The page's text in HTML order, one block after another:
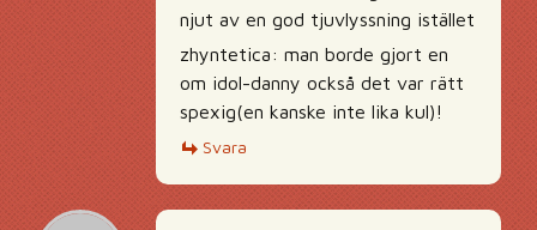
njut av en god tjuvlyssning istället
zhyntetica: man borde gjort en
om idol-danny också det var rätt
spexig(en kanske inte lika kul)!
Svara